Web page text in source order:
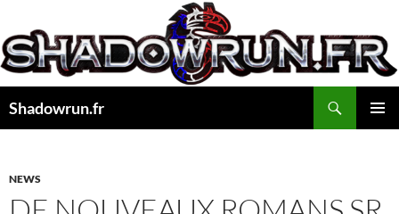
au
contenu
Shadowrun.fr
NEWS